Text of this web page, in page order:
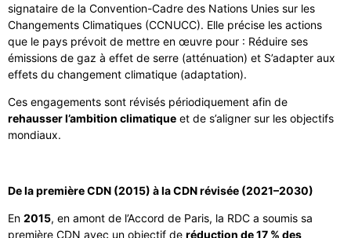
signataire de la Convention-Cadre des Nations Unies sur les
Changements Climatiques (CCNUCC). Elle précise les actions
que le pays prévoit de mettre en œuvre pour : Réduire ses
émissions de gaz à effet de serre (atténuation) et S’adapter aux
effets du changement climatique (adaptation).
Ces engagements sont révisés périodiquement afin de
rehausser l’ambition climatique et de s’aligner sur les objectifs
mondiaux.
De la première CDN (2015) à la CDN révisée (2021–2030)
En 2015, en amont de l’Accord de Paris, la RDC a soumis sa
première CDN avec un objectif de réduction de 17 % des